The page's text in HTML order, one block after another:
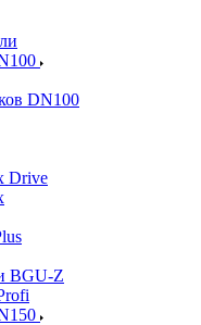
DN100
Drive
BGU-Z